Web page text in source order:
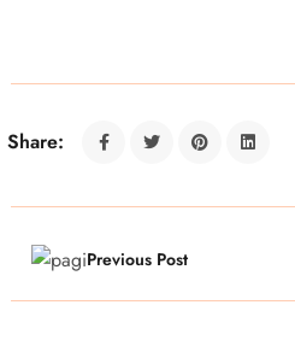
Share:
Previous Post